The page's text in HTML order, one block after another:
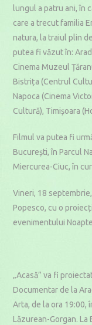
lungul a patru ani, în
care a trecut familia
natura, la traiul plin
putea fi văzut în:
Cinema Muzeul
Bistrița (Centrul
Napoca (Cinema
Cultură), Timișoara
Filmul va putea fi
București, în Parcul
Miercurea-Ciuc, în
Vineri, 18
Popesco, cu o
evenimentului
„Acasă” va fi
Documentar de la
Arta, de la ora 19:00,
Lăzurean-Gorgan.